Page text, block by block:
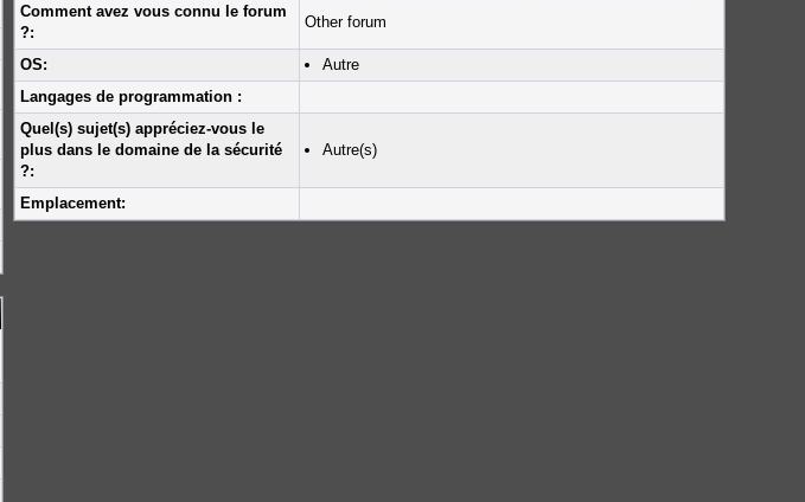
Comment avez vous connu le forum
?:
Other forum
OS:
Autre
Langages de programmation :
Quel(s) sujet(s) appréciez-vous le
plus dans le domaine de la sécurité
?:
Autre(s)
Emplacement: